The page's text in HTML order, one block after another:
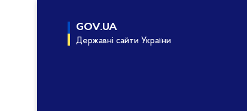
GOV.UA
Державні сайти України